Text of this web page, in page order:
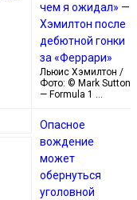
чем я ожидал» —
Хэмилтон после
дебютной гонки
за «Феррари»
Льюис Хэмилтон /
Фото: © Mark Sutton
— Formula 1 …
Опасное
вождение
может
обернуться
уголовной